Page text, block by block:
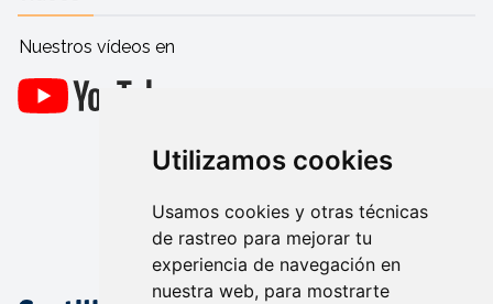
Utilizamos cookies
Usamos cookies y otras técnicas
de rastreo para mejorar tu
experiencia de navegación en
nuestra web, para mostrarte
Nuestros vídeos en